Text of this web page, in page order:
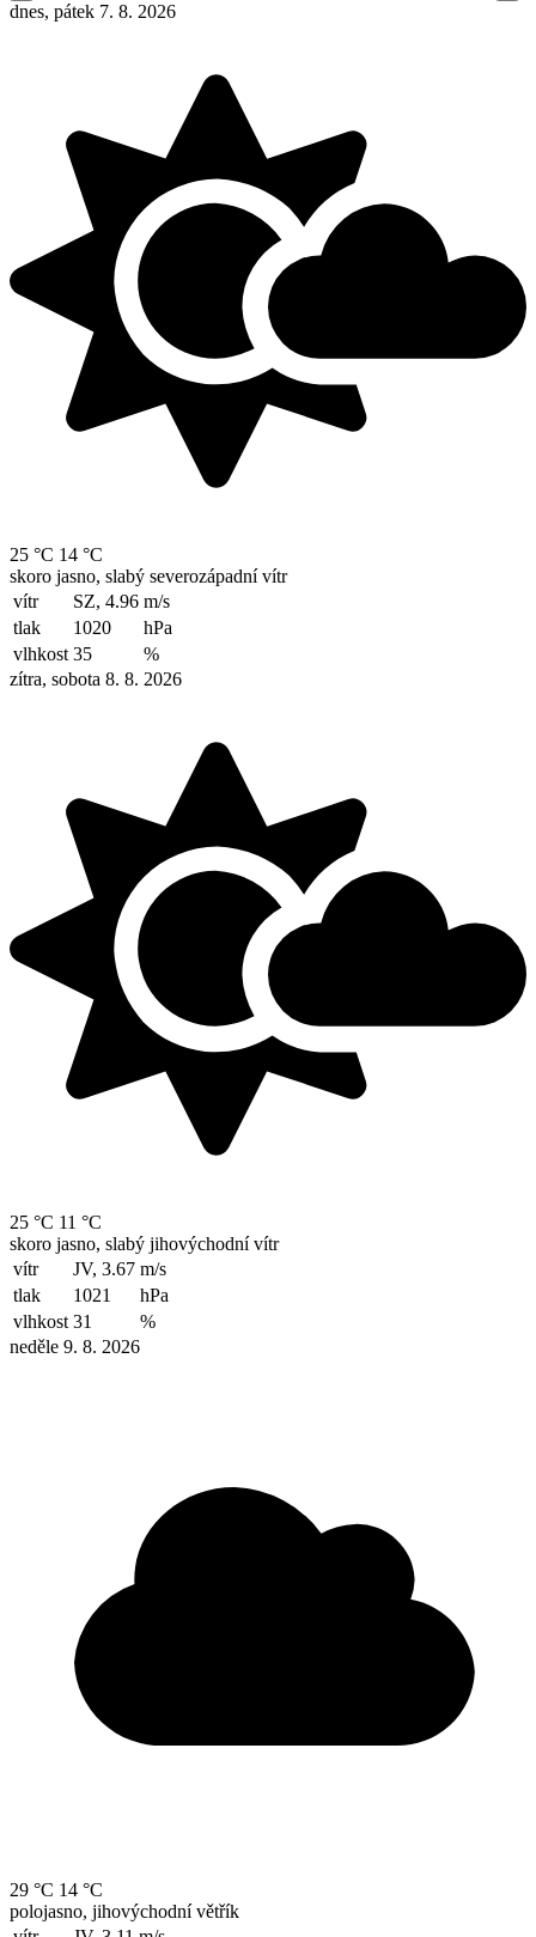
dnes, pátek 7. 8. 2026
25 °C 14 °C
skoro jasno, slabý severozápadní vítr
vítr
SZ, 4.96 m/s
tlak
1020
hPa
vlhkost 35
%
zítra, sobota 8. 8. 2026
25 °C 11 °C
skoro jasno, slabý jihovýchodní vítr
vítr
JV, 3.67 m/s
tlak
1021
hPa
vlhkost 31
%
neděle 9. 8. 2026
29 °C 14 °C
polojasno, jihovýchodní větřík